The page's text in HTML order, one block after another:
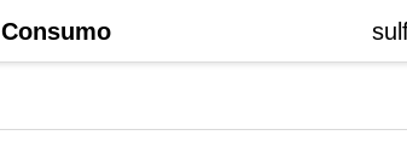
Consumo